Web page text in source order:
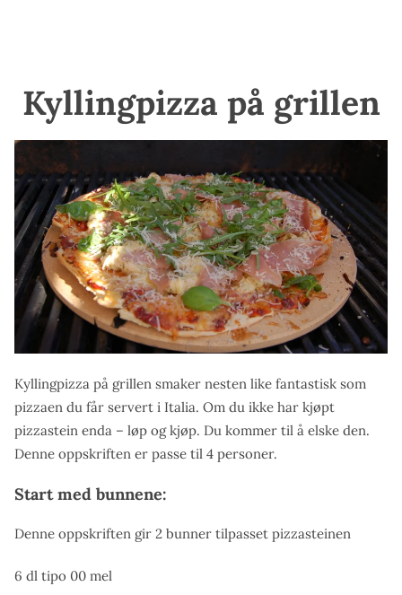
Kyllingpizza på grillen
Kyllingpizza på grillen smaker nesten like fantastisk som
pizzaen du får servert i Italia. Om du ikke har kjøpt
pizzastein enda – løp og kjøp. Du kommer til å elske den.
Denne oppskriften er passe til 4 personer.
Start med bunnene:
Denne oppskriften gir 2 bunner tilpasset pizzasteinen
6 dl tipo 00 mel